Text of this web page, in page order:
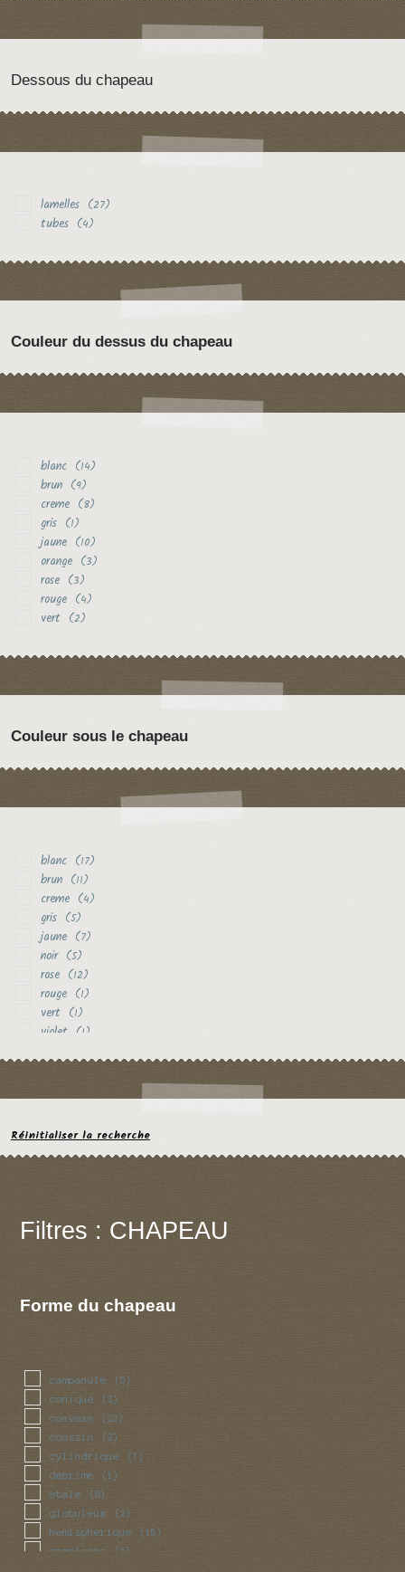
Dessous du chapeau
lamelles (27)
tubes (4)
Couleur du dessus du chapeau
blanc (14)
brun (9)
creme (8)
gris (1)
jaune (10)
orange (3)
rose (3)
rouge (4)
vert (2)
Couleur sous le chapeau
blanc (17)
brun (11)
creme (4)
gris (5)
jaune (7)
noir (5)
rose (12)
rouge (1)
vert (1)
violet (1)
Réinitialiser la recherche
Filtres : CHAPEAU
Forme du chapeau
campanule (5)
conique (2)
convexe (23)
coussin (2)
cylindrique (1)
deprime (1)
etale (8)
globuleux (2)
hemispherique (15)
mamelonne (6)